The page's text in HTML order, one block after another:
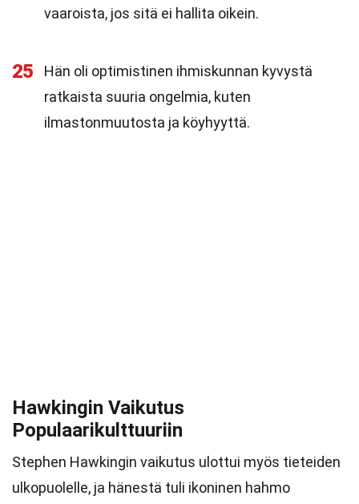
vaaroista, jos sitä ei hallita oikein.
25
Hän oli optimistinen ihmiskunnan kyvystä
ratkaista suuria ongelmia, kuten
ilmastonmuutosta ja köyhyyttä.
Hawkingin Vaikutus
Populaarikulttuuriin
Stephen Hawkingin vaikutus ulottui myös tieteiden
ulkopuolelle, ja hänestä tuli ikoninen hahmo